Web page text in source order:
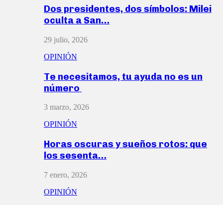
Dos presidentes, dos símbolos: Milei
oculta a San…
29 julio, 2026
OPINIÓN
Te necesitamos, tu ayuda no es un
número
3 marzo, 2026
OPINIÓN
Horas oscuras y sueños rotos: que
los sesenta…
7 enero, 2026
OPINIÓN